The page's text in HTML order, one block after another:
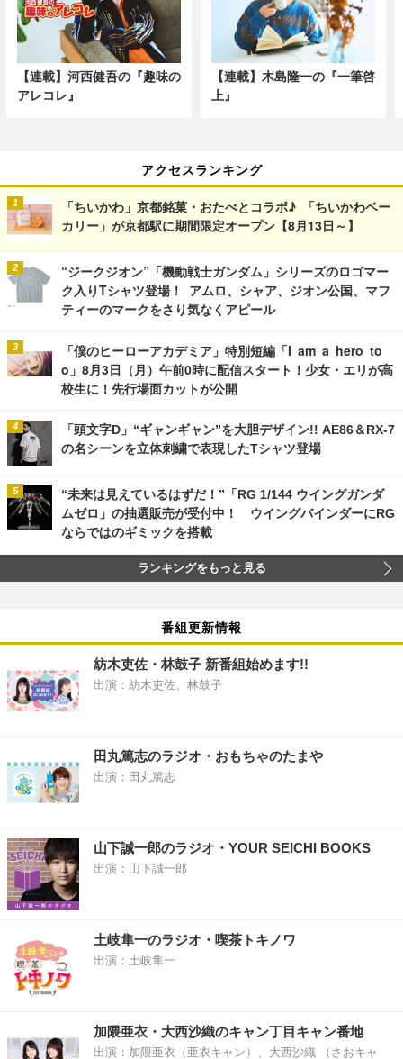
【連載】河西健吾の『趣味の
アレコレ』
【連載】木島隆一の『一筆啓
上』
アクセスランキング
「ちいかわ」京都銘菓・おたべとコラボ♪ 「ちいかわベー
カリー」が京都駅に期間限定オープン【8月13日～】
“ジークジオン”「機動戦士ガンダム」シリーズのロゴマー
ク入りTシャツ登場！ アムロ、シャア、ジオン公国、マフ
ティーのマークをさり気なくアピール
「僕のヒーローアカデミア」特別短編「I am a hero to
o」8月3日（月）午前0時に配信スタート！少女・エリが高
校生に！先行場面カットが公開
「頭文字D」“ギャンギャン”を大胆デザイン!! AE86＆RX-7
の名シーンを立体刺繍で表現したTシャツ登場
“未来は見えているはずだ！”「RG 1/144 ウイングガンダ
ムゼロ」の抽選販売が受付中！ ウイングバインダーにRG
ならではのギミックを搭載
ランキングをもっと見る
番組更新情報
紡木吏佐・林鼓子 新番組始めます!!
出演：紡木吏佐、林鼓子
田丸篤志のラジオ・おもちゃのたまや
出演：田丸篤志
山下誠一郎のラジオ・YOUR SEICHI BOOKS
出演：山下誠一郎
土岐隼一のラジオ・喫茶トキノワ
出演：土岐隼一
加隈亜衣・大西沙織のキャン丁目キャン番地
出演：加隈亜衣（亜衣キャン）、大西沙織 （さおキャ